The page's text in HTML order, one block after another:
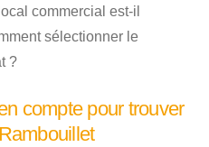
commercial est-il
sélectionner le
?
compte pour trouver